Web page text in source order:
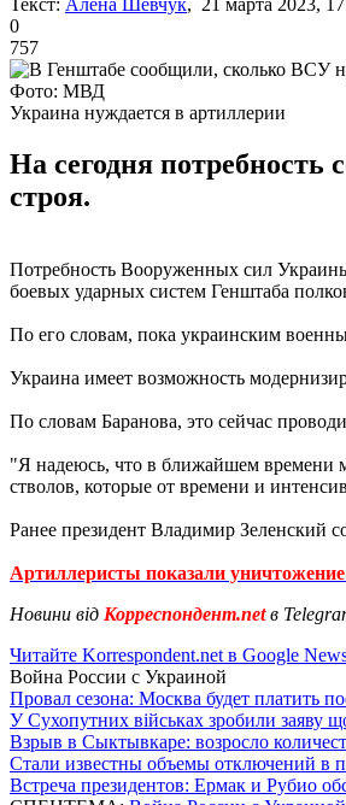
0
757
Фото: МВД
Украина нуждается в артиллерии
На сегодня потребность
строя.
Потребность Вооруженных сил
боевых ударных систем Генштаба
По его словам, пока украинским
Украина имеет возможность
По словам Баранова, это сейчас
"Я надеюсь, что в ближайшем времени
стволов, которые от времени и
Ранее президент Владимир Зеленский
Артиллеристы показали
Новини від Корреспондент.netв
Читайте Korrespondent.net в Google
Война России с Украиной
Провал сезона: Москва будет платить
У Сухопутних військах зробили заяву
Взрыв в Сыктывкаре: возросло
Стали известны объемы отключений в
Встреча президентов: Ермак и Рубио